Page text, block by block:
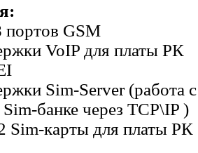
портов GSM
VoIP для платы РК
Sim-Server (работа с
банке через TCP\IP )
Sim-карты для платы РК